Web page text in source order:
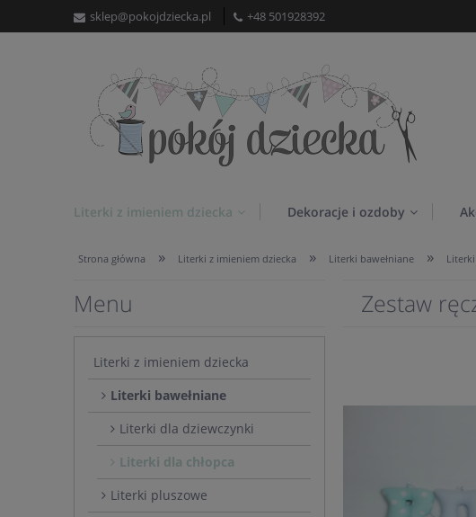
sklep@pokojdziecka.pl +48 501928392
Literki z imieniem dziecka Dekoracje i ozdoby
Strona główna » Literki z imieniem dziecka » Literki bawełniane »
Menu
Literki z imieniem dziecka
Literki bawełniane
Literki dla dziewczynki
Literki dla chłopca
Literki pluszowe
Zestaw